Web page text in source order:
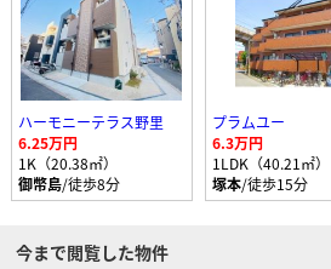
ハーモニーテラス野里
6.25万円
1K（20.38㎡）
御幣島/徒歩8分
プラムユー
6.3万円
1LDK（40.21㎡）
塚本/徒歩15分
今まで閲覧した物件